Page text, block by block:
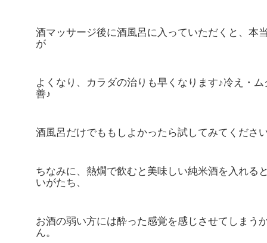
酒マッサージ後に酒風呂に入っていただくと、本
が
よくなり、カラダの治りも早くなります♪冷え・
善♪
酒風呂だけでももしよかったら試してみてくださ
ちなみに、熱燗で飲むと美味しい純米酒を入れる
いがたち、
お酒の弱い方には酔った感覚を感じさせてしまう
ん。